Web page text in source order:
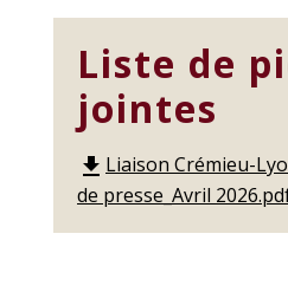
Liste de
jointes
file_download Liaison Crémieu-
de presse_Avril